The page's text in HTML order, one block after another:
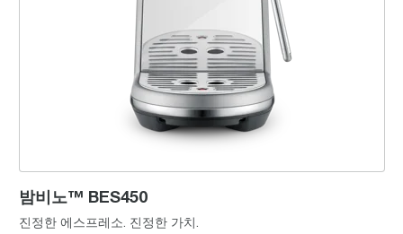
밤비노™ BES450
진정한 에스프레소. 진정한 가치.